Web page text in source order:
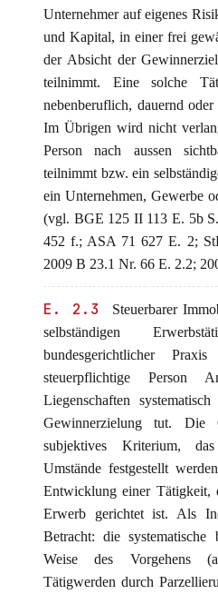
Unternehmer auf eigenes
und Kapital, in einer frei
der Absicht der
teilnimmt. Eine solche
nebenberuflich, dauernd
Im Übrigen wird nicht
Person nach aussen
teilnimmt bzw. ein
ein Unternehmen, Gewerbe
(vgl. BGE 125 II 113 E. 5b
452 f.; ASA 71 627 E. 2;
2009 B 23.1 Nr. 66 E. 2.2;
E. 2.3
Steuerbarer
selbständigen
bundesgerichtlicher
steuerpflichtige Person
Liegenschaften
Gewinnerzielung tut. Die
subjektives Kriterium,
Umstände festgestellt
Entwicklung einer Tätigkeit,
Erwerb gerichtet ist. Als
Betracht: die
Weise des Vorgehens
Tätigwerden durch